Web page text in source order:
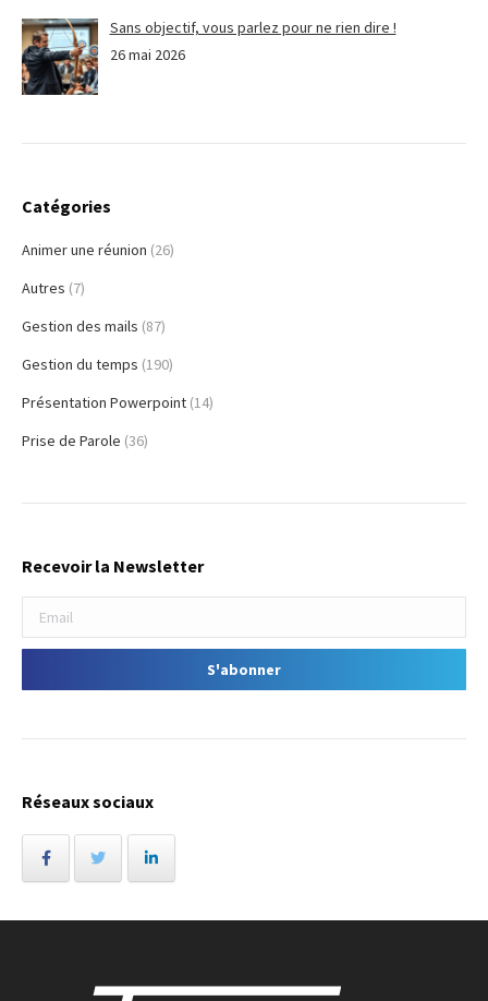
Sans objectif, vous parlez pour ne rien dire !
26 mai 2026
Catégories
Animer une réunion (26)
Autres (7)
Gestion des mails (87)
Gestion du temps (190)
Présentation Powerpoint (14)
Prise de Parole (36)
Recevoir la Newsletter
Réseaux sociaux